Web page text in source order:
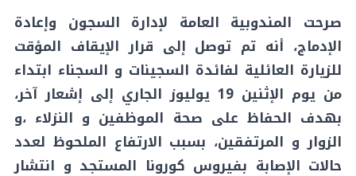
صرحت المندوبية العامة لإدارة السجون وإعادة
الإدماج، أنه تم توصل إلى قرار الإيقاف المؤقت
للزيارة العائلية لفائدة السجينات و السجناء ابتداء
من يوم الإثنين 19 يوليوز الجاري إلى إشعار آخر،
بهدف الحفاظ على صحة الموظفين و النزلاء ،و
الزوار و المرتفقين، بسبب الارتفاع الملحوظ لعدد
حالات الإصابة بفيروس كورونا المستجد و انتشار